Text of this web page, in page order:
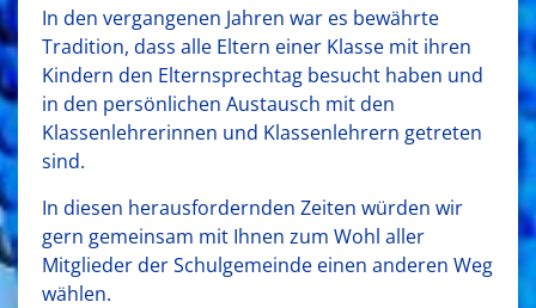
In den vergangenen Jahren war es bewährte
Tradition, dass alle Eltern einer Klasse mit ihren
Kindern den Elternsprechtag besucht haben und
in den persönlichen Austausch mit den
Klassenlehrerinnen und Klassenlehrern getreten
sind.
In diesen herausfordernden Zeiten würden wir
gern gemeinsam mit Ihnen zum Wohl aller
Mitglieder der Schulgemeinde einen anderen Weg
wählen.